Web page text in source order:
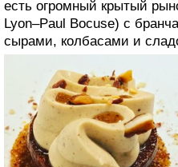
В бушонах, то есть
стоит пробовать
с фуа-гра и свиными